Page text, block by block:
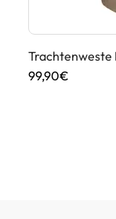
Trachtenweste
99,90€